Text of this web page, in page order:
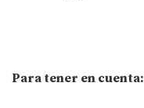
Para tener en cuenta: